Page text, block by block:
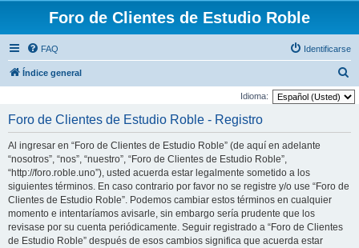
Foro de Clientes de Estudio Roble
FAQ Identificarse
Índice general
u
Idioma:
Foro de Clientes de Estudio Roble - Registro
Al ingresar en “Foro de Clientes de Estudio Roble” (de aquí en adelante
“nosotros”, “nos”, “nuestro”, “Foro de Clientes de Estudio Roble”,
“http://foro.roble.uno”), usted acuerda estar legalmente sometido a los
siguientes términos. En caso contrario por favor no se registre y/o use “Foro de
Clientes de Estudio Roble”. Podemos cambiar estos términos en cualquier
momento e intentaríamos avisarle, sin embargo sería prudente que los
revisase por su cuenta periódicamente. Seguir registrado a “Foro de Clientes
de Estudio Roble” después de esos cambios significa que acuerda estar